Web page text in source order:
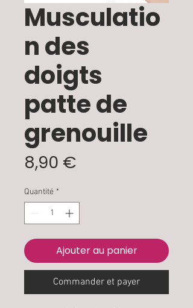
Musculatio
n des
doigts
patte de
grenouille
8,90 €
Quantité *
Ajouter au panier
Commander et payer